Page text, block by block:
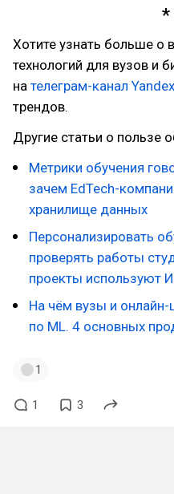
Хотите узнать больше о
технологий для вузов и
на телеграм-канал
трендов.
Другие статьи о пользе
Метрики обучения
зачем EdTech-
хранилище данных
Персонализировать
проверять работы
проекты используют
На чём вузы и
по ML. 4 основных
1
1 3